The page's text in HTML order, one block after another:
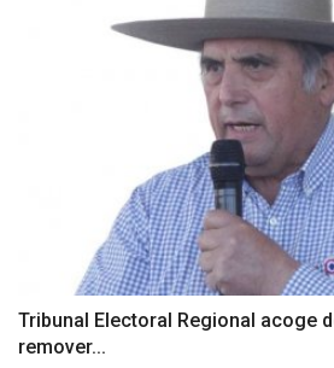
Tribunal Electoral Regional acoge
remover...